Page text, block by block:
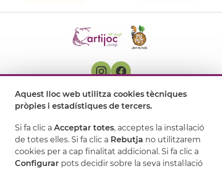
On ens trobem
Suport
Aquest lloc web utilitza cookies tècniques
pròpies i estadístiques de tercers.
Si fa clic a Acceptar totes, acceptes la instal·lació
de totes elles. Si fa clic a Rebutja no utilitzarem
cookies per a cap finalitat addicional. Si fa clic a
Configurar pots decidir sobre la seva instal·lació